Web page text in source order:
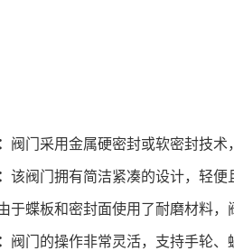
阀门采用金属硬密封或软密封技
该阀门拥有简洁紧凑的设计，轻便
于蝶板和密封面使用了耐磨材料，
阀门的操作非常灵活，支持手轮、